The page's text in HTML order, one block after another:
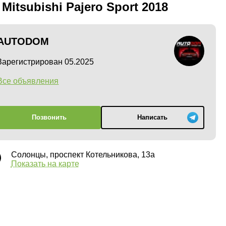
Mitsubishi Pajero Sport 2018
05.2025
объявления
Позвонить Написать
Солонцы, проспект Котельникова, 13а
Показать на карте